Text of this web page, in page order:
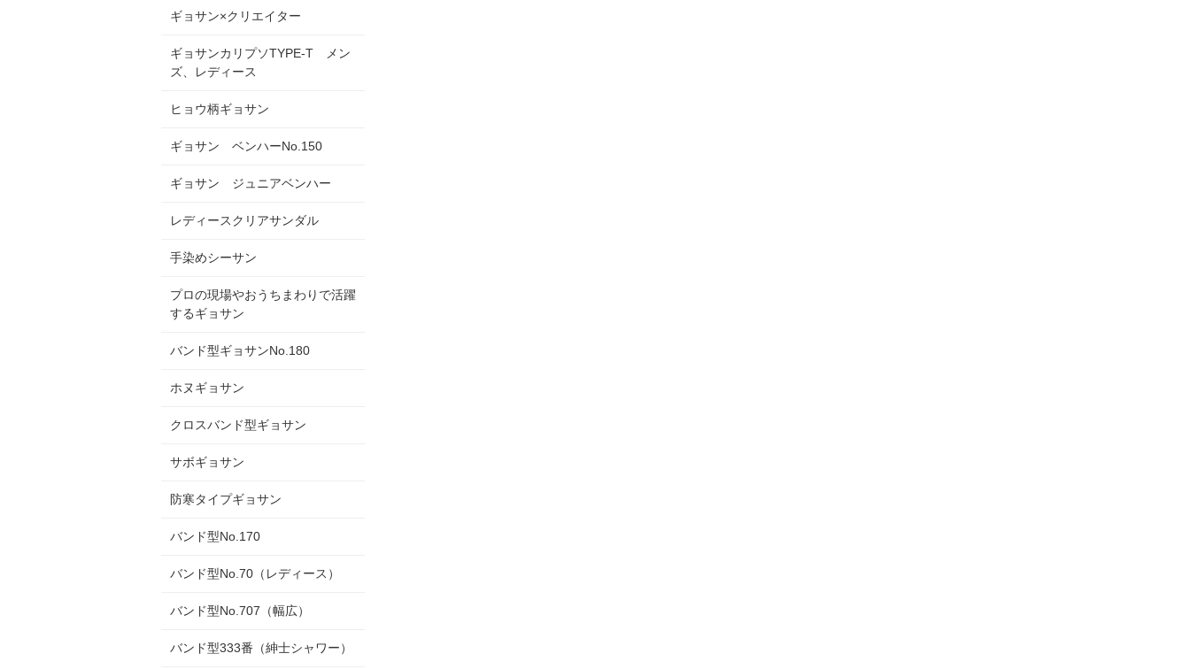
ギョサン×クリエイター
ギョサンカリプソTYPE-T メン
ズ、レディース
ヒョウ柄ギョサン
ギョサン ベンハーNo.150
ギョサン ジュニアベンハー
レディースクリアサンダル
手染めシーサン
プロの現場やおうちまわりで活躍
するギョサン
バンド型ギョサンNo.180
ホヌギョサン
クロスバンド型ギョサン
サボギョサン
防寒タイプギョサン
バンド型No.170
バンド型No.70（レディース）
バンド型No.707（幅広）
バンド型333番（紳士シャワー）